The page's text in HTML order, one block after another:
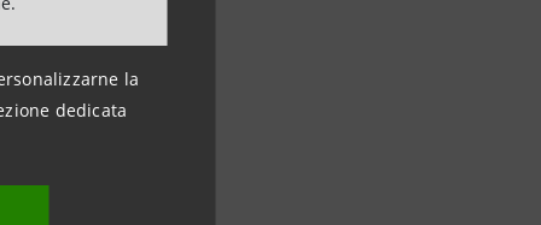
la
dedicata